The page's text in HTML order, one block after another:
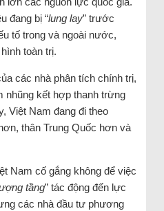
đang bị “lung lay” trước
tố trong và ngoài nước,
toàn trị.
các nhà phân tích chính trị,
nhũng kết hợp thanh trừng
Việt Nam đang đi theo
thân Trung Quốc hơn và
Nam cố gắng không để việc
tầng” tác động đến lực
các nhà đầu tư phương